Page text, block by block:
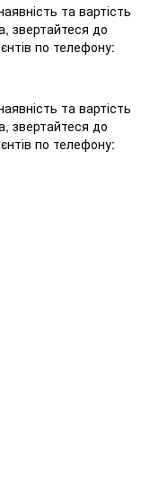
та вартість
звертайтеся до
по телефону:
та вартість
звертайтеся до
по телефону: